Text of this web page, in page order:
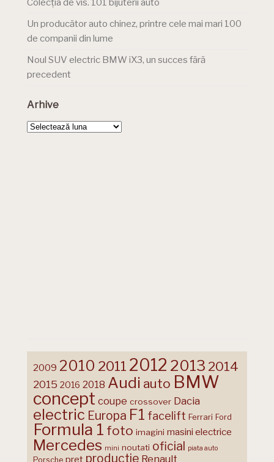
Colecția de vis. 101 bijuterii auto
Un producător auto chinez, printre cele mai mari 100
de companii din lume
Noul SUV electric BMW iX3, un succes fără
precedent
Arhive
Arhive
2009 2010 2011 2012 2013 2014
2015 2016 2018 Audi auto BMW
concept coupe crossover Dacia
electric Europa F1 facelift Ferrari Ford
Formula 1 foto imagini masini electrice
Mercedes mini noutati oficial piata auto
Porsche pret productie Renault